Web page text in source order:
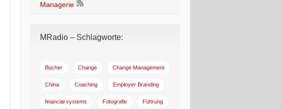
Managerie
MRadio – Schlagworte:
Bücher Change Change Management
China Coaching Employer Branding
financial systems Fotografie Führung